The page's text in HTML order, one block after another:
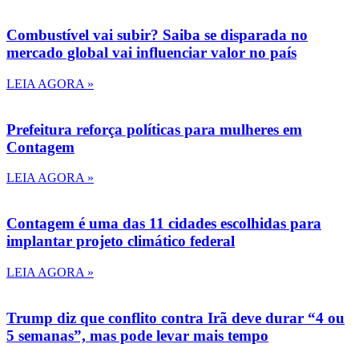
Combustível vai subir? Saiba se disparada no
mercado global vai influenciar valor no país
LEIA AGORA »
Prefeitura reforça políticas para mulheres em
Contagem
LEIA AGORA »
Contagem é uma das 11 cidades escolhidas para
implantar projeto climático federal
LEIA AGORA »
Trump diz que conflito contra Irã deve durar “4 ou
5 semanas”, mas pode levar mais tempo